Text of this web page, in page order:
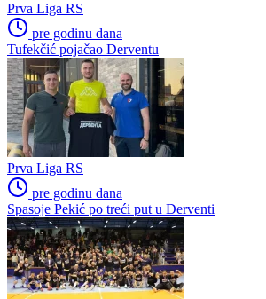
Prva Liga RS
pre godinu dana
Tufekčić pojačao Derventu
Prva Liga RS
pre godinu dana
Spasoje Pekić po treći put u Derventi